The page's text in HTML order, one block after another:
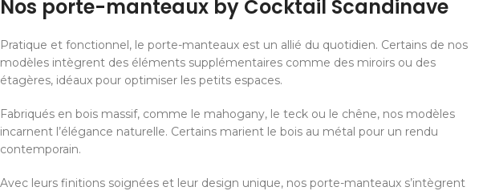
Nos porte-manteaux by Cocktail Scandinave
Pratique et fonctionnel, le porte-manteaux est un allié du quotidien. Certains de nos
modèles intègrent des éléments supplémentaires comme des miroirs ou des
étagères, idéaux pour optimiser les petits espaces.
Fabriqués en bois massif, comme le mahogany, le teck ou le chêne, nos modèles
incarnent l’élégance naturelle. Certains marient le bois au métal pour un rendu
contemporain.
Avec leurs finitions soignées et leur design unique, nos porte-manteaux s’intègrent